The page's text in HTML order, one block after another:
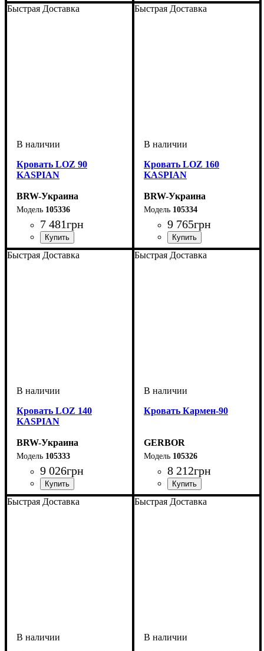
Быстрая Доставка
Кровать LOZ 90
KASPIAN
BRW-Украина
105336
7 481грн
Быстрая Доставка
Кровать LOZ 160
KASPIAN
BRW-Украина
105334
9 765грн
Быстрая Доставка
Кровать LOZ 140
KASPIAN
BRW-Украина
105333
9 026грн
Быстрая Доставка
Кровать Кармен-90
GERBOR
105326
8 212грн
Быстрая Доставка Быстрая Доставка